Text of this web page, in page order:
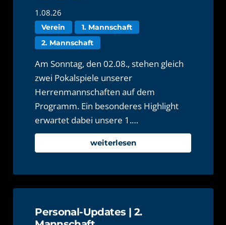
1.08.26
Verein
1. Mannschaft
2. Mannschaft
Am Sonntag, den 02.08., stehen gleich
zwei Pokalspiele unserer
Herrenmannschaften auf dem
Programm. Ein besonderes Highlight
erwartet dabei unsere 1.…
weiterlesen
Personal-Updates | 2.